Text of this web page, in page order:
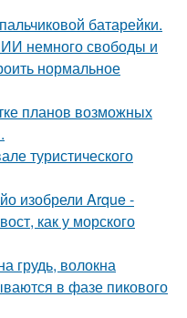
батарейки.
немного свободы и
нормальное
планов возможных
туристического
изобрели Arque -
как у морского
грудь, волокна
в фазе пикового